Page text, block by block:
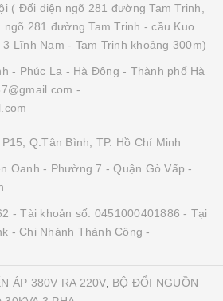
( Đối diện ngõ 281 đường Tam Trinh,
281 đường Tam Trinh - cầu Kuo
Lĩnh Nam - Tam Trinh khoảng 300m)
- Phúc La - Hà Đông - Thành phố Hà
-
Q.Tân Bình, TP. Hồ Chí Minh
Oanh - Phường 7 - Quận Gò Vấp -
- Tài khoản số: 0451000401886 - Tại
- Chi Nhánh Thành Công -
ÁP 380V RA 220V, BỘ ĐỔI NGUỒN